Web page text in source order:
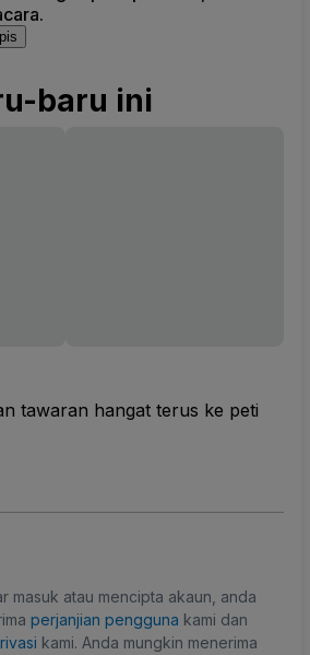
baru ini
tawaran hangat terus ke peti
masuk atau mencipta akaun, anda
perjanjian pengguna kami dan
kami. Anda mungkin menerima